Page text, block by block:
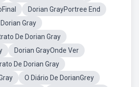
Dorian GrayPortree End
Gray
De Dorian Gray
Dorian GrayOnde Ver
De Dorian Gray
O Diário De DorianGrey